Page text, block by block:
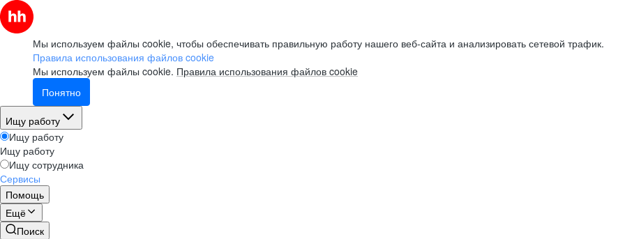
Мы используем файлы cookie, чтобы обеспечивать правильную работу нашего веб-сайта и анализировать сетевой трафик.
Правила использования файлов cookie
Мы используем файлы cookie. Правила использования файлов cookie
Понятно
Ищу работу
Ищу работу
Ищу работу
Ищу сотрудника
Сервисы
Помощь
Ещё
Поиск